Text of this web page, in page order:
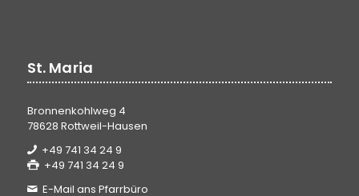
St. Maria
Bronnenkohlweg 4
78628 Rottweil-Hausen
+49 741 34 24 9
+49 741 34 24 9
E-Mail ans Pfarrbüro